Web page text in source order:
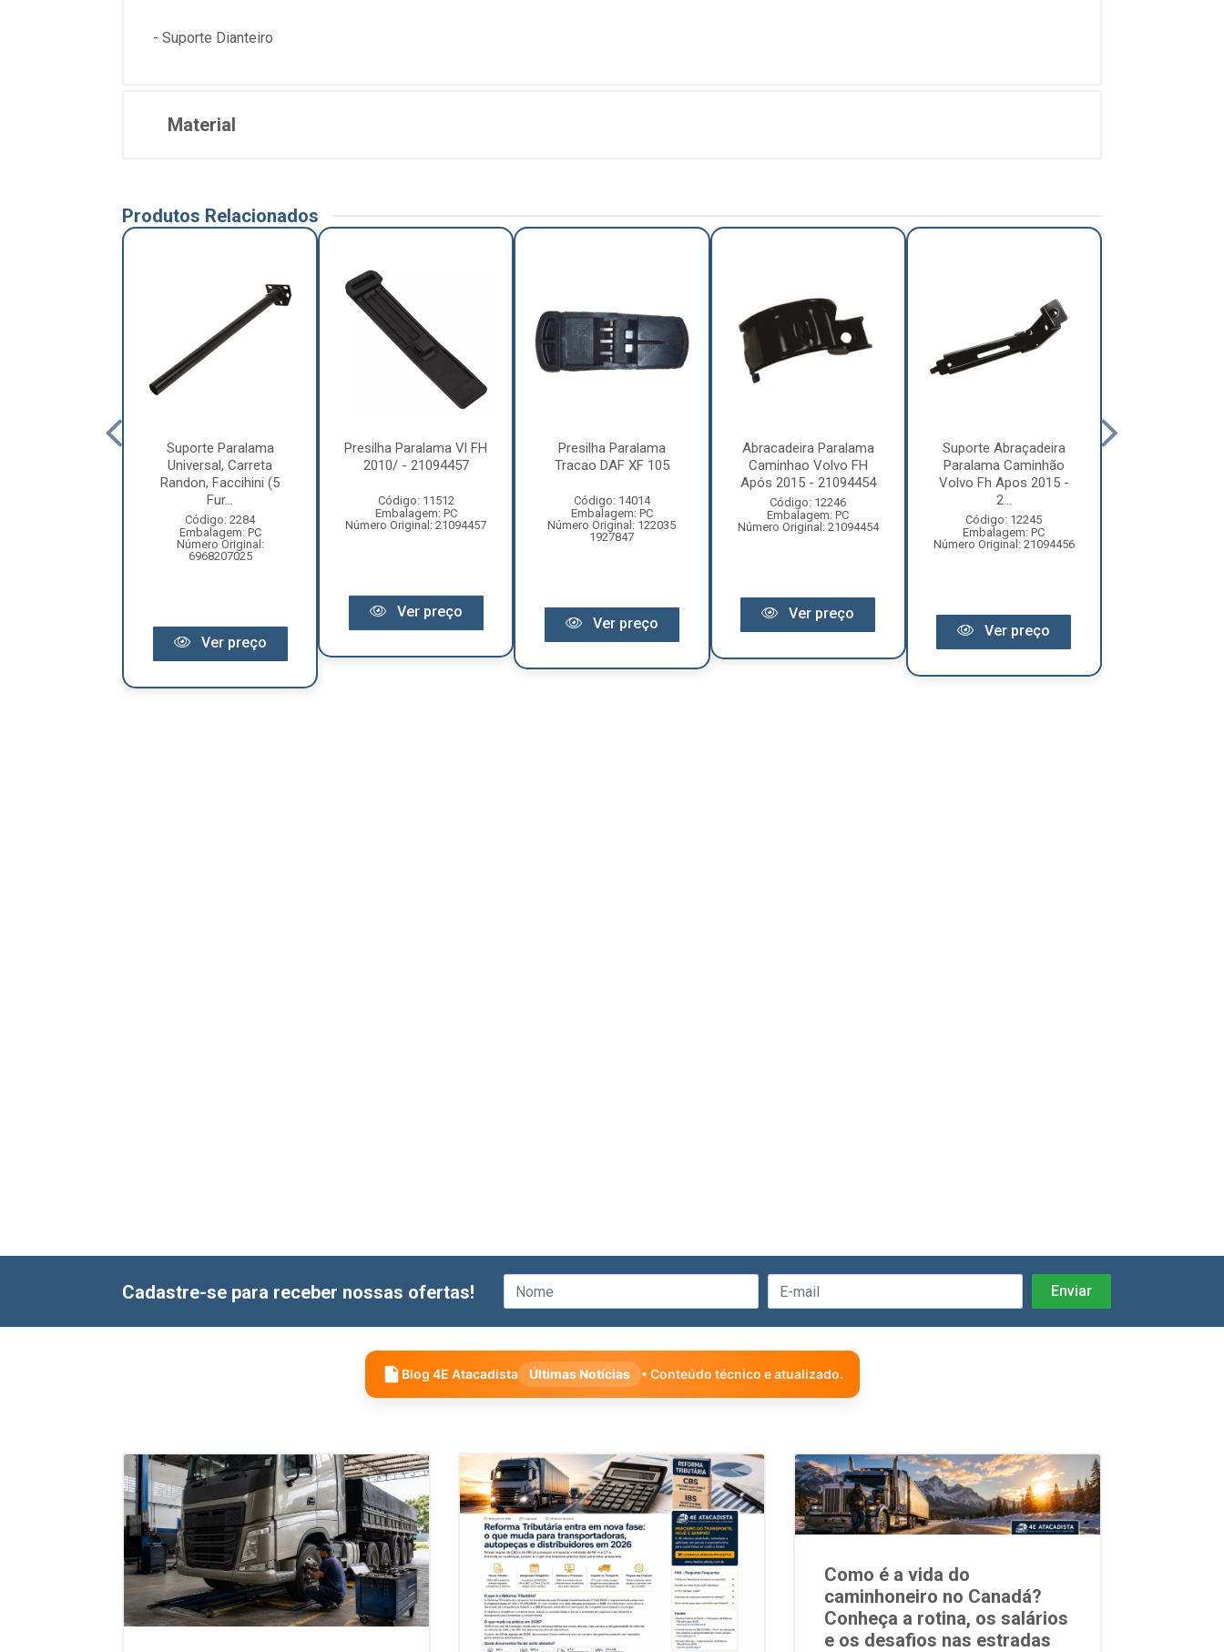
- Suporte Dianteiro
Material
Produtos Relacionados
Suporte Paralama
Universal, Carreta
Randon, Faccihini (5
Fur...
Código: 2284
Embalagem: PC
Número Original:
6968207025
Ver preço
Presilha Paralama Vl FH
2010/ - 21094457
Código: 11512
Embalagem: PC
Número Original: 21094457
Ver preço
Presilha Paralama
Tracao DAF XF 105
Código: 14014
Embalagem: PC
Número Original: 122035
1927847
Ver preço
Abracadeira Paralama
Caminhao Volvo FH
Após 2015 - 21094454
Código: 12246
Embalagem: PC
Número Original: 21094454
Ver preço
Suporte Abraçadeira
Paralama Caminhão
Volvo Fh Apos 2015 -
2...
Código: 12245
Embalagem: PC
Número Original: 21094456
Ver preço
Cadastre-se para receber nossas ofertas!
Blog 4E Atacadista Últimas Notícias • Conteúdo técnico e atualizado.
Como é a vida do
caminhoneiro no Canadá?
Conheça a rotina, os salários
e os desafios nas estradas